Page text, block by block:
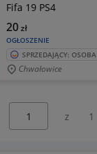
Fifa 19 PS4
OGŁOSZENIE
20zł
SPRZEDAJĄCY:
Chwałowice
z 1